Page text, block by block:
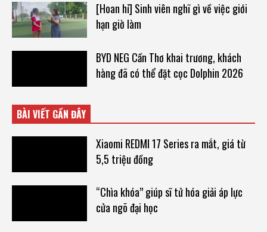
[Hoan hỉ] Sinh viên nghĩ gì về việc giới
hạn giờ làm
BYD NEG Cần Thơ khai trương, khách
hàng đã có thể đặt cọc Dolphin 2026
BÀI VIẾT GẦN ĐÂY
Xiaomi REDMI 17 Series ra mắt, giá từ
5,5 triệu đồng
“Chìa khóa” giúp sĩ tử hóa giải áp lực
cửa ngõ đại học